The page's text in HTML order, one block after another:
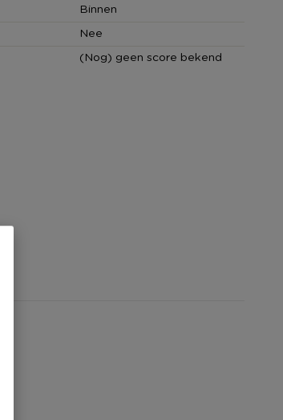
Binnen
Nee
(Nog) geen score bekend